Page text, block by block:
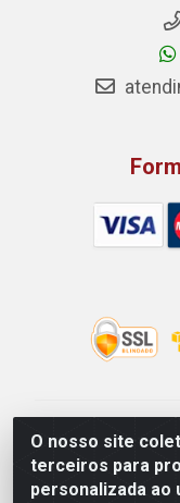
O nosso site
terceiros para
personalizada ao
Rio Vermelho
BR, 153, KM
Eldorado,